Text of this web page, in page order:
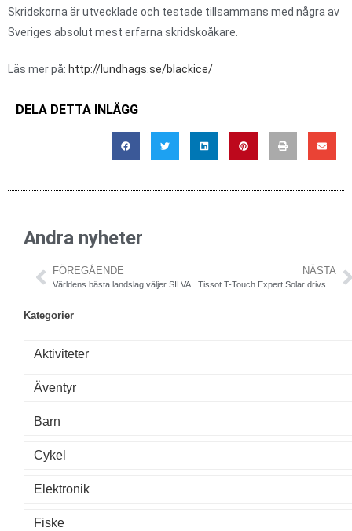
Skridskorna är utvecklade och testade tillsammans med några av
Sveriges absolut mest erfarna skridskoåkare.
Läs mer på: http://lundhags.se/blackice/
DELA DETTA INLÄGG
Andra nyheter
FÖREGÅENDE
Världens bästa landslag väljer SILVA
NÄSTA
Kategorier
Aktiviteter
Äventyr
Barn
Cykel
Elektronik
Fiske